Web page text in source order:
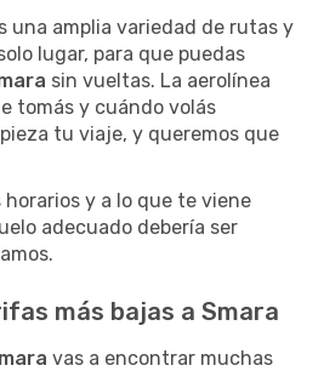
una amplia variedad de rutas y
lugar, para que puedas
sin vueltas. La aerolínea
tomás y cuándo volás
tu viaje, y queremos que
y a lo que te viene
adecuado debería ser
más bajas a Smara
vas a encontrar muchas